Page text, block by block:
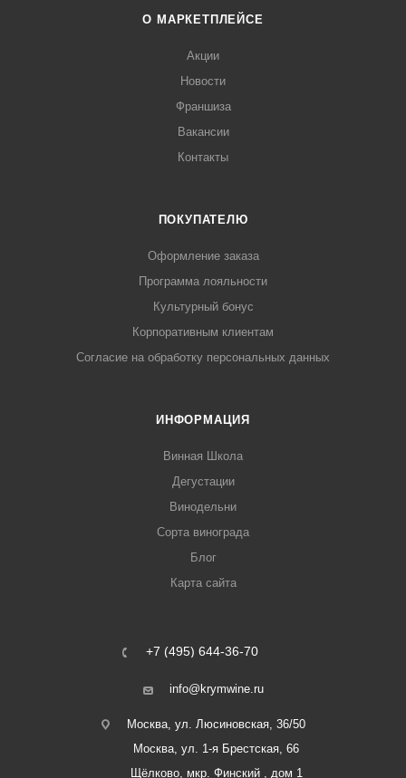
О МАРКЕТПЛЕЙСЕ
Акции
Новости
Франшиза
Вакансии
Контакты
ПОКУПАТЕЛЮ
Оформление заказа
Программа лояльности
Культурный бонус
Корпоративным клиентам
Согласие на обработку персональных данных
ИНФОРМАЦИЯ
Винная Школа
Дегустации
Винодельни
Сорта винограда
Блог
Карта сайта
+7 (495) 644-36-70
info@krymwine.ru
Москва, ул. Люсиновская, 36/50
Москва, ул. 1-я Брестская, 66
Щёлково, мкр. Финский , дом 1